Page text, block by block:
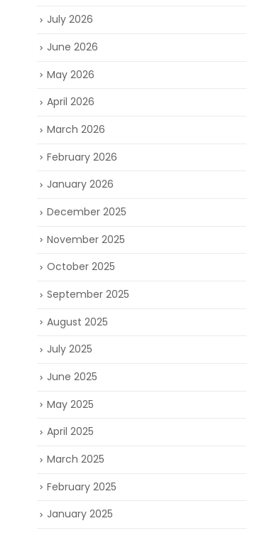
July 2026
June 2026
May 2026
April 2026
March 2026
February 2026
January 2026
December 2025
November 2025
October 2025
September 2025
August 2025
July 2025
June 2025
May 2025
April 2025
March 2025
February 2025
January 2025